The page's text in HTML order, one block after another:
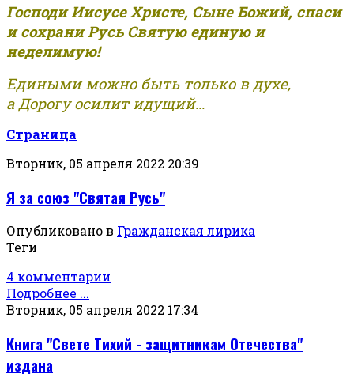
Господи Иисусе Христе, Сыне Божий, спаси
и сохрани Русь Святую единую и
неделимую!
Едиными можно быть только в духе,
а Дорогу осилит идущий...
Страница
Вторник, 05 апреля 2022 20:39
Я за союз "Святая Русь"
Опубликовано в Гражданская лирика
Теги
4 комментарии
Подробнее ...
Вторник, 05 апреля 2022 17:34
Книга "Свете Тихий - защитникам Отечества"
издана